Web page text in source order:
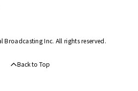
Inc. All rights reserved.
Back to Top